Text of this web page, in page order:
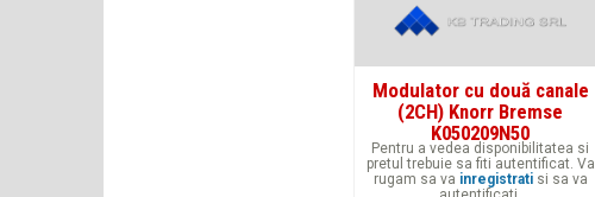
Modulator cu două canale
(2CH) Knorr Bremse
K050209N50
Pentru a vedea disponibilitatea si
pretul trebuie sa fiti autentificat. Va
rugam sa va inregistratisi sa va